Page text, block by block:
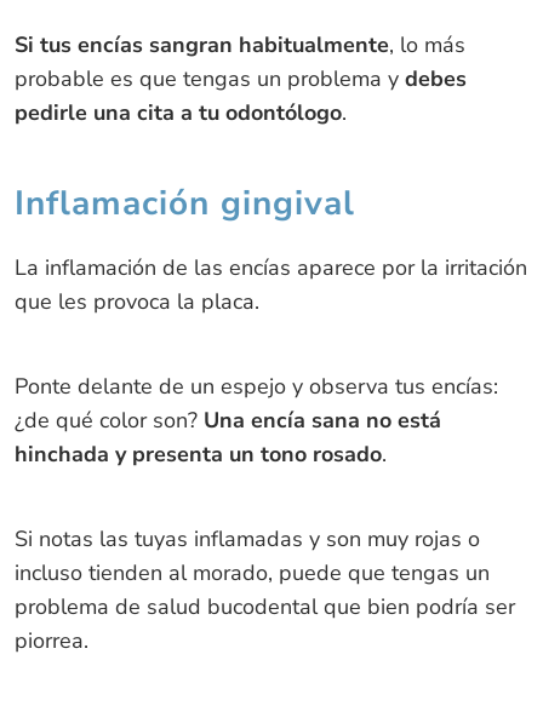
Si tus encías sangran habitualmente, lo más
probable es que tengas un problema y debes
pedirle una cita a tu odontólogo.
Inflamación gingival
La inflamación de las encías aparece por la irritación
que les provoca la placa.
Ponte delante de un espejo y observa tus encías:
¿de qué color son? Una encía sana no está
hinchada y presenta un tono rosado.
Si notas las tuyas inflamadas y son muy rojas o
incluso tienden al morado, puede que tengas un
problema de salud bucodental que bien podría ser
piorrea.